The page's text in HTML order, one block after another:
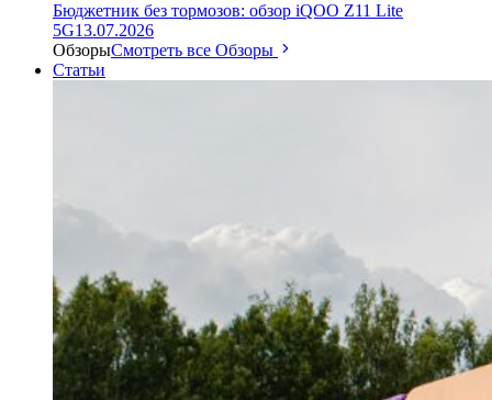
Бюджетник без тормозов: обзор iQOO Z11 Lite
5G13.07.2026
ОбзорыСмотреть все Обзоры
Статьи